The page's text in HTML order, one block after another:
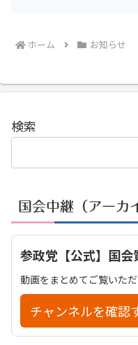
ホーム お知らせ
検索
国会中継（アーカ
参政党【公式】国会
動画をまとめてご覧いただ
チャンネルを確認